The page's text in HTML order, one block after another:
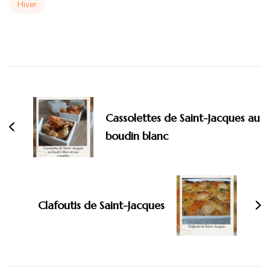
Hiver
d'article
Cassolettes de Saint-Jacques au
boudin blanc
Clafoutis de Saint-Jacques